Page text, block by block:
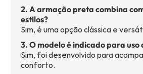
2. A armação preta combina
estilos?
Sim, é uma opção clássica e
3. O modelo é indicado para uso
Sim, foi desenvolvido para
conforto.